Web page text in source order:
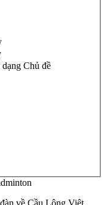
Chủ đề
về Cầu Lông Việt